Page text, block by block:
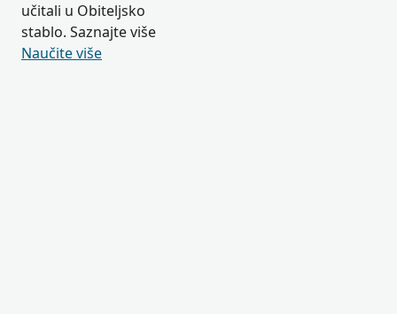
učitali u Obiteljsko
stablo. Saznajte više
Naučite više